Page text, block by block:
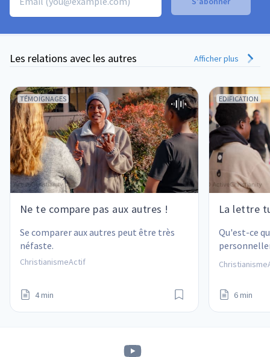
Les relations avec les autres Afficher plus
TÉMOIGNAGES
Ne te compare pas aux autres !
Se comparer aux autres peut être très
néfaste.
ChristianismeActif
4 min
EDIFICATION
La lettre
Qu'est-ce
je traite les
6 min